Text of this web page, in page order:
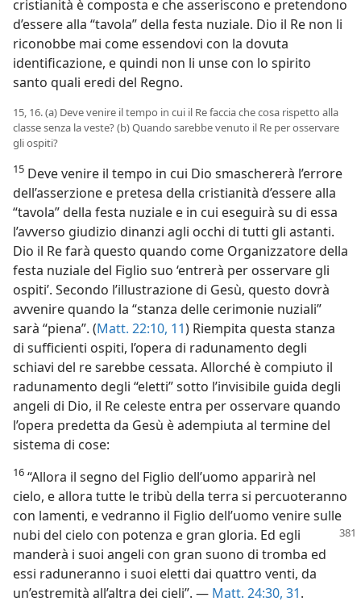
cristianità è composta e che asseriscono e pretendono
d’essere alla “tavola” della festa nuziale. Dio il Re non li
riconobbe mai come essendovi con la dovuta
identificazione, e quindi non li unse con lo spirito
santo quali eredi del Regno.
15, 16. (a) Deve venire il tempo in cui il Re faccia che cosa rispetto alla
classe senza la veste? (b) Quando sarebbe venuto il Re per osservare
gli ospiti?
15 Deve venire il tempo in cui Dio smaschererà l’errore
dell’asserzione e pretesa della cristianità d’essere alla
“tavola” della festa nuziale e in cui eseguirà su di essa
l’avverso giudizio dinanzi agli occhi di tutti gli astanti.
Dio il Re farà questo quando come Organizzatore della
festa nuziale del Figlio suo ‘entrerà per osservare gli
ospiti’. Secondo l’illustrazione di Gesù, questo dovrà
avvenire quando la “stanza delle cerimonie nuziali”
sarà “piena”. (Matt. 22:10, 11) Riempita questa stanza
di sufficienti ospiti, l’opera di radunamento degli
schiavi del re sarebbe cessata. Allorché è compiuto il
radunamento degli “eletti” sotto l’invisibile guida degli
angeli di Dio, il Re celeste entra per osservare quando
l’opera predetta da Gesù è adempiuta al termine del
sistema di cose:
16 “Allora il segno del Figlio dell’uomo apparirà nel
cielo, e allora tutte le tribù della terra si percuoteranno
con lamenti, e vedranno il Figlio dell’uomo venire sulle
nubi del cielo con potenza e gran gloria. Ed egli
manderà i suoi angeli con gran suono di tromba ed
essi raduneranno i suoi eletti dai quattro venti, da
un’estremità all’altra dei cieli”. — Matt. 24:30, 31.